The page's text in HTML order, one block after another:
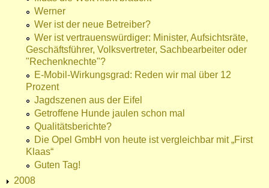
Werner
Wer ist der neue Betreiber?
Wer ist vertrauenswürdiger: Minister, Aufsichtsräte,
Geschäftsführer, Volksvertreter, Sachbearbeiter oder
"Rechenknechte"?
E-Mobil-Wirkungsgrad: Reden wir mal über 12
Prozent
Jagdszenen aus der Eifel
Getroffene Hunde jaulen schon mal
Qualitätsberichte?
Die Opel GmbH von heute ist vergleichbar mit „First
Klaas“
Guten Tag!
2008